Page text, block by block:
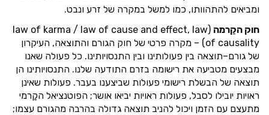
ומביאים להתהוותו, כמו למשל במקרה של זרע ונבט.
חוק הקַרמה (law of karma / law of cause and effect, law
of causality) – מקרה פרטי של חוק הגורם והתוצאה, העיקרון
של גורם–תוצאה בין פעולותינו ובין התנסויותינו. כל פעולה שאנו
מבצעים מטביעה את רישומה בזרם התודעה שלנו. התנסויותינו הן
תוצאה של הבשלת רישומי פעולות שביצענו בעבר. פעולות שאינן
ראויות יובילו לסבל, פעולות ראויות יביאו אושר; הפוטנציאל הקַרמי
מתעצם עם הזמן ויכול להניב תוצאה גדולה בהרבה מהגורם עצמו;